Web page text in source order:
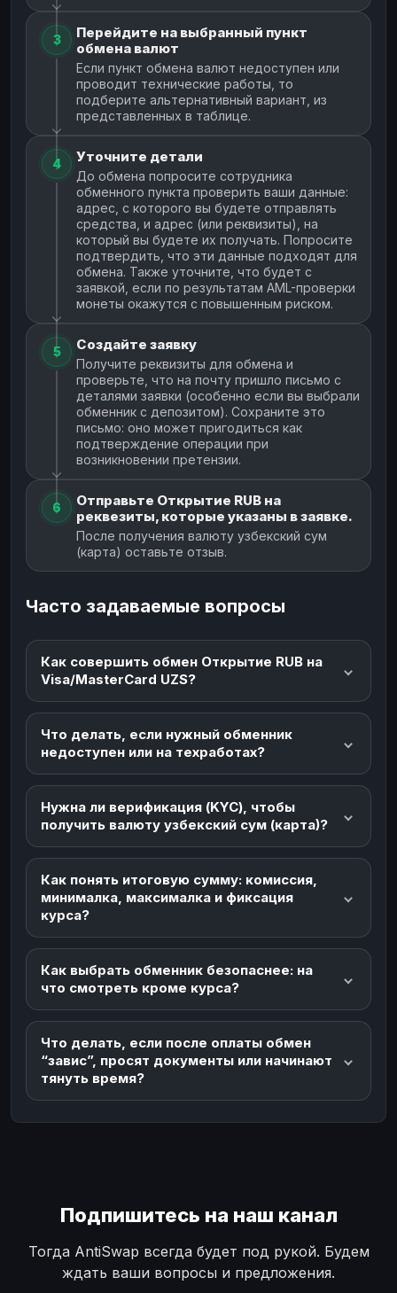
3
Перейдите на выбранный пункт
обмена валют
Если пункт обмена валют недоступен или
проводит технические работы, то
подберите альтернативный вариант, из
представленных в таблице.
4 Уточните детали
До обмена попросите сотрудника
обменного пункта проверить ваши данные:
адрес, с которого вы будете отправлять
средства, и адрес (или реквизиты), на
который вы будете их получать. Попросите
подтвердить, что эти данные подходят для
обмена. Также уточните, что будет с
заявкой, если по результатам AML-проверки
монеты окажутся с повышенным риском.
5 Создайте заявку
Получите реквизиты для обмена и
проверьте, что на почту пришло письмо с
деталями заявки (особенно если вы выбрали
обменник с депозитом). Сохраните это
письмо: оно может пригодиться как
подтверждение операции при
возникновении претензии.
6
Отправьте Открытие RUB на
реквезиты, которые указаны в заявке.
После получения валюту узбекский сум
(карта) оставьте отзыв.
Часто задаваемые вопросы
Как совершить обмен Открытие RUB на
Visa/MasterCard UZS?
Что делать, если нужный обменник
недоступен или на техработах?
Нужна ли верификация (KYC), чтобы
получить валюту узбекский сум (карта)?
Как понять итоговую сумму: комиссия,
минималка, максималка и фиксация
курса?
Как выбрать обменник безопаснее: на
что смотреть кроме курса?
Что делать, если после оплаты обмен
“завис”, просят документы или начинают
тянуть время?
Подпишитесь на наш канал
Тогда AntiSwap всегда будет под рукой. Будем
ждать ваши вопросы и предложения.